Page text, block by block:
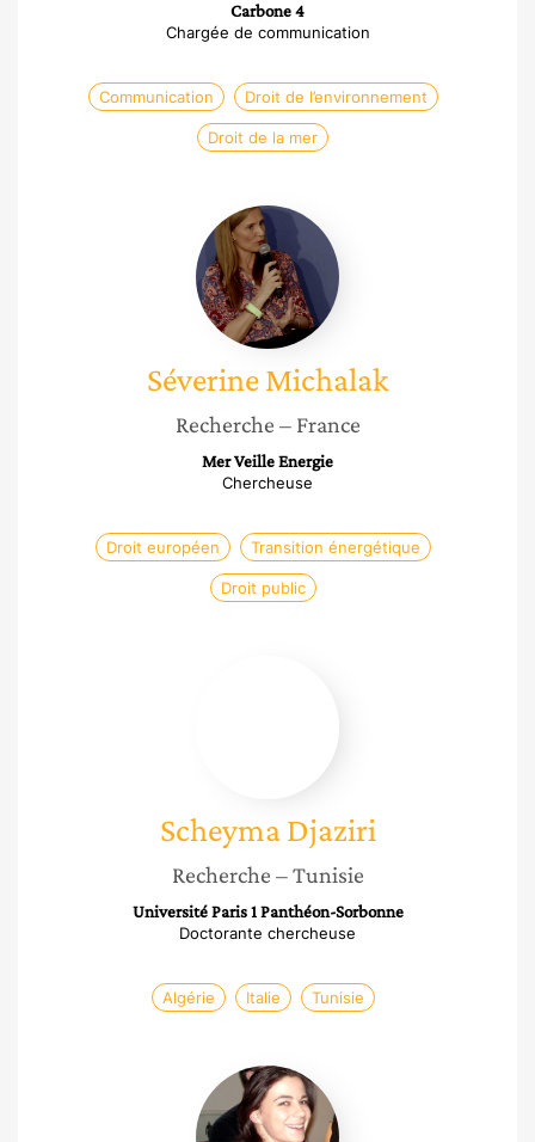
Carbone 4
Chargée de communication
Communication Droit de l’environnement
Droit de la mer
Séverine
Michalak
SéverineMichalak
Recherche – France
Mer Veille Energie
Chercheuse
Droit européen Transition énergétique
Droit public
Scheyma Djaziri
Recherche – Tunisie
Université Paris 1 Panthéon-Sorbonne
Doctorante chercheuse
Algérie Italie Tunisie
Luisa
Brunori